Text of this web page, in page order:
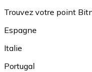
Trouvez votre point
Espagne
Italie
Portugal